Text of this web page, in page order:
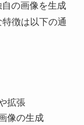
の画像を生成
徴は以下の通
拡張
像の生成